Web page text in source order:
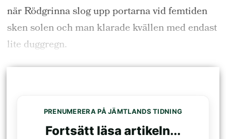
när Rödgrinna slog upp portarna vid femtiden
sken solen och man klarade kvällen med endast
lite duggregn.
PRENUMERERA PÅ JÄMTLANDS TIDNING
Fortsätt läsa artikeln...